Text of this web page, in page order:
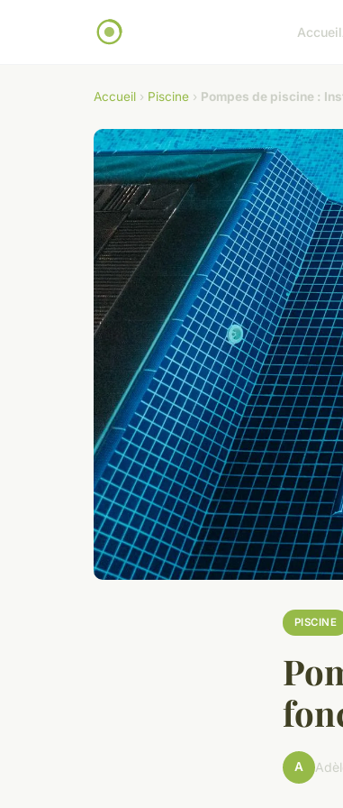
Accueil
Accueil › Piscine › Pompes de piscine :
PISCINE
A